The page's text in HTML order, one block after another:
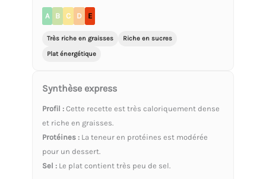
A B C D E
Très riche en graisses
Riche en sucres
Plat énergétique
Synthèse express
Profil : Cette recette est très caloriquement dense
et riche en graisses.
Protéines : La teneur en protéines est modérée
pour un dessert.
Sel : Le plat contient très peu de sel.